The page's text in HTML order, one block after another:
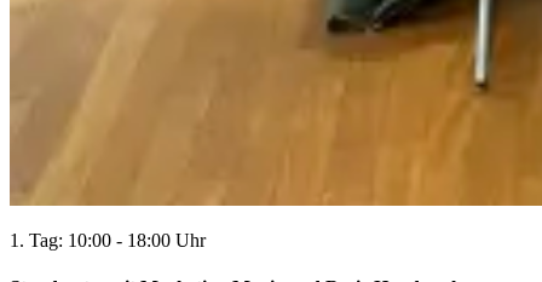
1. Tag: 10:00 - 18:00 Uhr